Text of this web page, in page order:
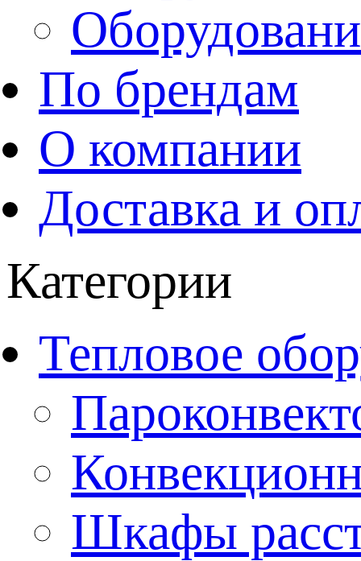
По брендам
О компании
Доставка и
Категории
Тепловое
Шкафы